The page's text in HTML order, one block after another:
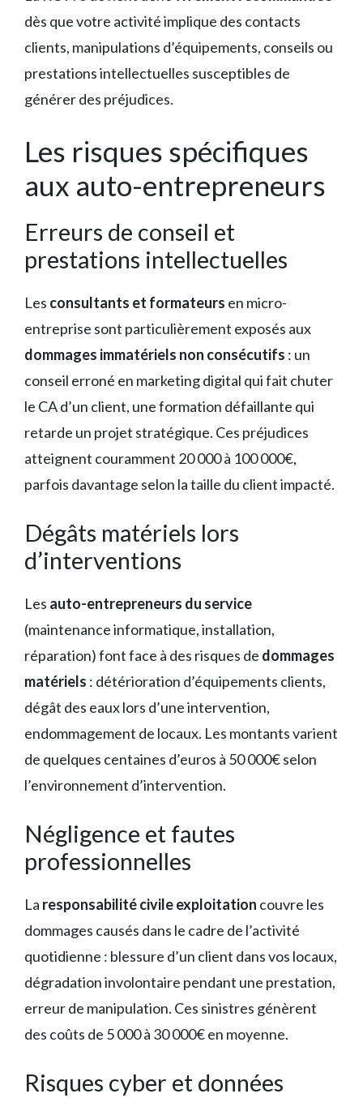
dès que votre activité implique des contacts
clients, manipulations d’équipements, conseils ou
prestations intellectuelles susceptibles de
générer des préjudices.
Les risques spécifiques
aux auto-entrepreneurs
Erreurs de conseil et
prestations intellectuelles
Les consultants et formateurs en micro-
entreprise sont particulièrement exposés aux
dommages immatériels non consécutifs : un
conseil erroné en marketing digital qui fait chuter
le CA d’un client, une formation défaillante qui
retarde un projet stratégique. Ces préjudices
atteignent couramment 20 000 à 100 000€,
parfois davantage selon la taille du client impacté.
Dégâts matériels lors
d’interventions
Les auto-entrepreneurs du service
(maintenance informatique, installation,
réparation) font face à des risques de dommages
matériels : détérioration d’équipements clients,
dégât des eaux lors d’une intervention,
endommagement de locaux. Les montants varient
de quelques centaines d’euros à 50 000€ selon
l’environnement d’intervention.
Négligence et fautes
professionnelles
La responsabilité civile exploitation couvre les
dommages causés dans le cadre de l’activité
quotidienne : blessure d’un client dans vos locaux,
dégradation involontaire pendant une prestation,
erreur de manipulation. Ces sinistres génèrent
des coûts de 5 000 à 30 000€ en moyenne.
Risques cyber et données